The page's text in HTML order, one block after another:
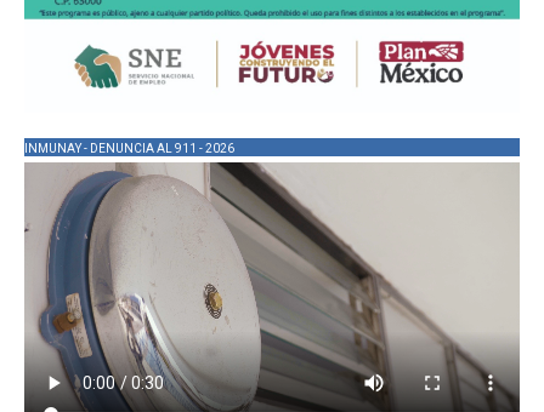
INMUNAY - DENUNCIA AL 911 - 2026